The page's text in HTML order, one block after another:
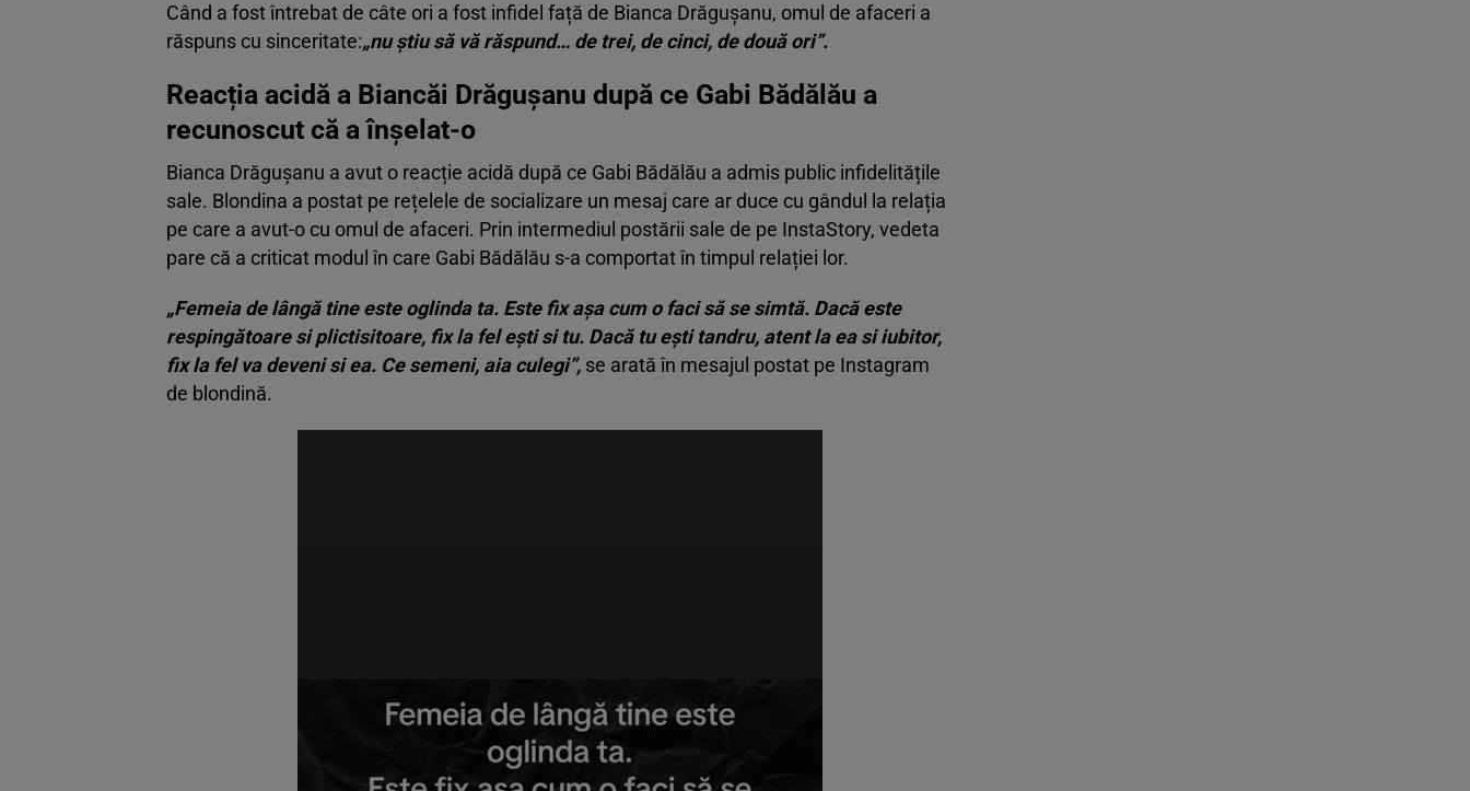
Când a fost întrebat de câte ori a fost infidel față de Bianca Drăgușanu, omul de afaceri a
răspuns cu sinceritate:„nu știu să vă răspund… de trei, de cinci, de două ori”.
Reacția acidă a Biancăi Drăgușanu după ce Gabi Bădălău a
recunoscut că a înșelat-o
Bianca Drăgușanu a avut o reacție acidă după ce Gabi Bădălău a admis public infidelitățile
sale. Blondina a postat pe rețelele de socializare un mesaj care ar duce cu gândul la relația
pe care a avut-o cu omul de afaceri. Prin intermediul postării sale de pe InstaStory, vedeta
pare că a criticat modul în care Gabi Bădălău s-a comportat în timpul relației lor.
„Femeia de lângă tine este oglinda ta. Este fix așa cum o faci să se simtă. Dacă este
respingătoare si plictisitoare, fix la fel ești si tu. Dacă tu ești tandru, atent la ea si iubitor,
fix la fel va deveni si ea. Ce semeni, aia culegi”, se arată în mesajul postat pe Instagram
de blondină.